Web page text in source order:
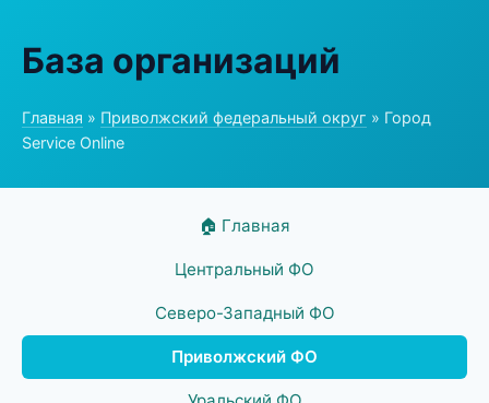
База организаций
Главная » Приволжский федеральный округ » Город
Service Online
🏠 Главная
Центральный ФО
Северо-Западный ФО
Приволжский ФО